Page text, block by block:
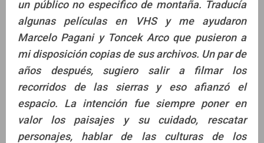
un público no especifico de montaña. Traducía
algunas películas en VHS y me ayudaron
Marcelo Pagani y Toncek Arco que pusieron a
mi disposición copias de sus archivos. Un par de
años después, sugiero salir a filmar los
recorridos de las sierras y eso afianzó el
espacio. La intención fue siempre poner en
valor los paisajes y su cuidado, rescatar
personajes, hablar de las culturas de los